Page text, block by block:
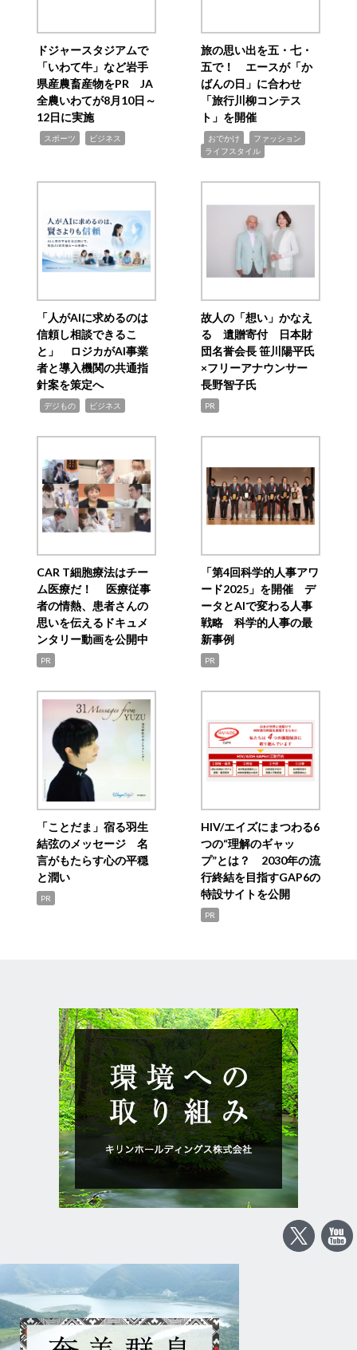
ドジャースタジアムで
「いわて牛」など岩手
県産農畜産物をPR JA
全農いわてが8月10日～
12日に実施
スポーツ ビジネス
旅の思い出を五・七・
五で！ エースが「か
ばんの日」に合わせ
「旅行川柳コンテス
ト」を開催
おでかけ ファッション
ライフスタイル
「人がAIに求めるのは
信頼し相談できるこ
と」 ロジカがAI事業
者と導入機関の共通指
針案を策定へ
デジもの ビジネス
故人の「想い」かなえ
る 遺贈寄付 日本財
団名誉会長 笹川陽平氏
×フリーアナウンサー
長野智子氏
PR
CAR T細胞療法はチー
ム医療だ！ 医療従事
者の情熱、患者さんの
思いを伝えるドキュメ
ンタリー動画を公開中
PR
「第4回科学的人事アワ
ード2025」を開催 デ
ータとAIで変わる人事
戦略 科学的人事の最
新事例
PR
「ことだま」宿る羽生
結弦のメッセージ 名
言がもたらす心の平穏
と潤い
PR
HIV/エイズにまつわる6
つの“理解のギャッ
プ”とは？ 2030年の流
行終結を目指すGAP6の
特設サイトを公開
PR